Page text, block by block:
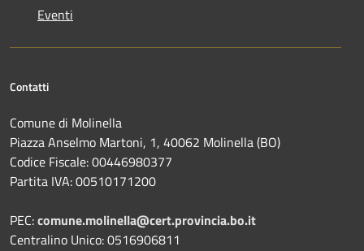
Eventi
Contatti
Comune di Molinella
Piazza Anselmo Martoni, 1, 40062 Molinella (BO)
Codice Fiscale: 00446980377
Partita IVA: 00510171200
PEC:comune.molinella@cert.provincia.bo.it
Centralino Unico: 0516906811